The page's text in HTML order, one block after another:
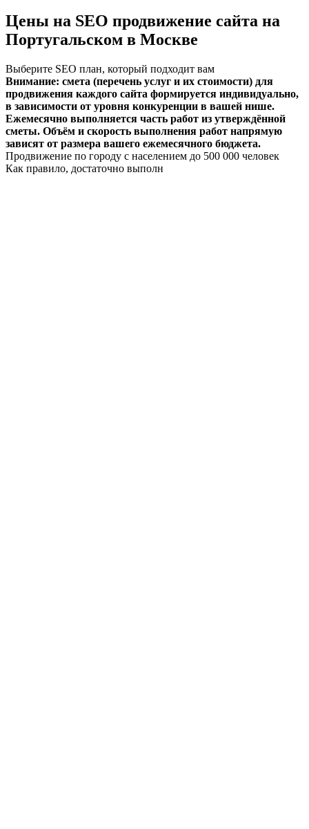
Цены на SEO продвижение сайта на
Португальском в Москве
Выберите SEO план, который подходит вам
Внимание: смета (перечень услуг и их стоимости) для
продвижения каждого сайта формируется индивидуально,
в зависимости от уровня конкуренции в вашей нише.
Ежемесячно выполняется часть работ из утверждённой
сметы. Объём и скорость выполнения работ напрямую
зависят от размера вашего ежемесячного бюджета.
Продвижение по городу с населением до 500 000 человек
Как правило, достаточно выполн